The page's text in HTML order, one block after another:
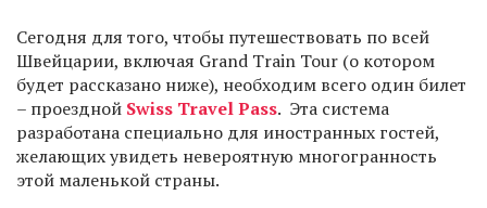
Сегодня для того, чтобы путешествовать по всей
Швейцарии, включая Grand Train Tour (о котором
будет рассказано ниже), необходим всего один билет
– проездной Swiss Travel Pass. Эта система
разработана специально для иностранных гостей,
желающих увидеть невероятную многогранность
этой маленькой страны.